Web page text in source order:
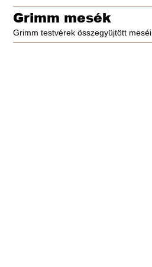
Grimm mesék
Grimm testvérek összegyüjtött meséi